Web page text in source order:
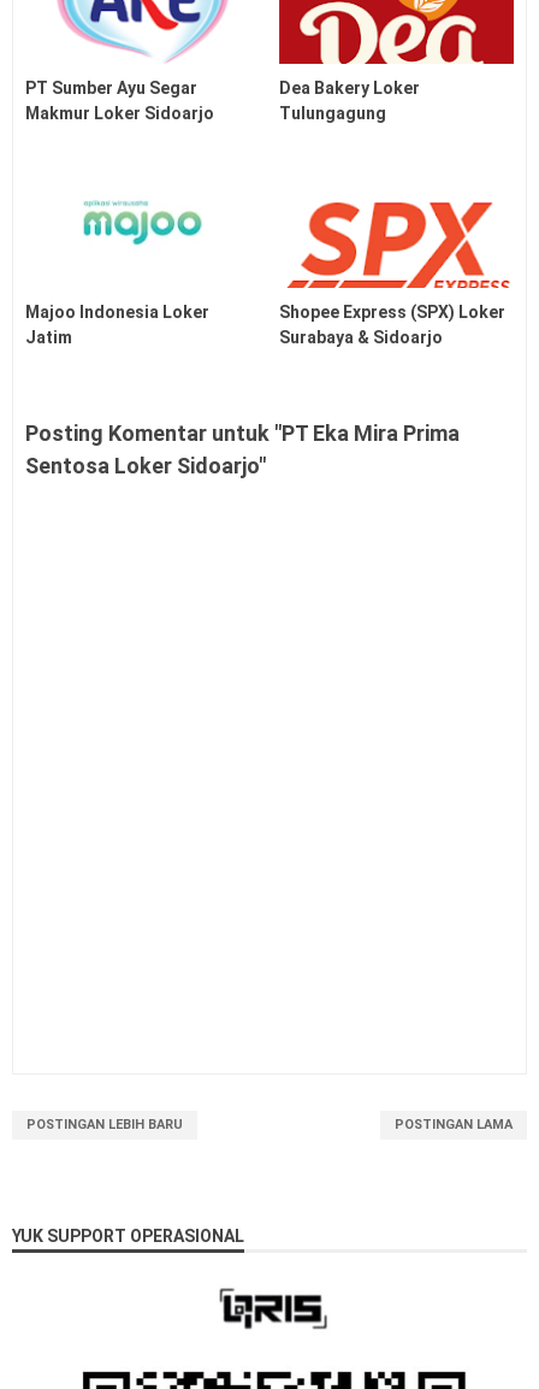
PT Sumber Ayu Segar
Makmur Loker Sidoarjo
Dea Bakery Loker
Tulungagung
Majoo Indonesia Loker
Jatim
Shopee Express (SPX) Loker
Surabaya & Sidoarjo
Posting Komentar untuk "PT Eka Mira Prima
Sentosa Loker Sidoarjo"
POSTINGAN LEBIH BARU POSTINGAN LAMA
YUK SUPPORT OPERASIONAL